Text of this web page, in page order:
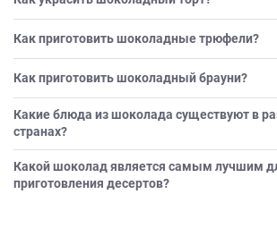
Как приготовить шоколадные трюфели?
Как приготовить шоколадный брауни?
Какие блюда из шоколада существуют в
странах?
Какой шоколад является самым лучшим
приготовления десертов?